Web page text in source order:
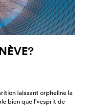
laissant orpheline la
bien que l’«esprit de